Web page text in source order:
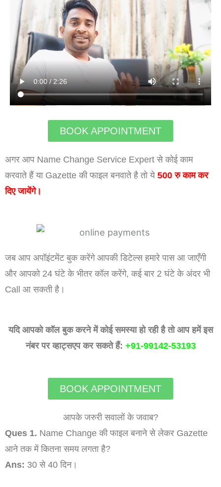
BOOK APPOINTMENT
अगर आप Name Change Service Expert से कोई काम
करवाते हैं या Gazette की फाइल बनवाते है तो ये500 रु काम कर
दिए जायेंगे।
जब आप अपॉइंटमेंट बुक करेंगे आपकी डिटेल्स हमारे पास आ जाएँगी
और आपको 24 घंटे के भीतर कॉल करेंगे, कई बार 2 घंटे के अंदर भी
Call आ सकती है।
यदि आपको कॉल बुक करने में कोई समस्या हो रही है तो आप हमें इस
नंबर पर व्हाट्सएप कर सकते हैं: +91-99142-53193
BOOK APPOINTMENT
आपके जरुरी सवालों के जवाब?
Ques 1. Name Change की फाइल बनाने से लेकर Gazette
आने तक में कितना समय लगता है?
Ans: 30 से 40 दिन।